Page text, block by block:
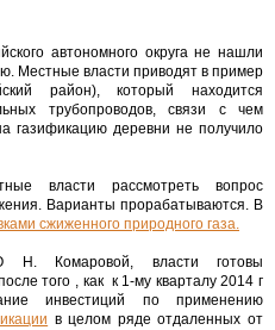
автономного округа не нашли
Местные власти приводят в пример
район), который находится
трубопроводов, связи с чем
газификацию деревни не получило
власти рассмотреть вопрос
Варианты прорабатываются. В
сжиженного природного газа.
Н. Комаровой, власти готовы
того , как к 1-му кварталу 2014 г
инвестиций по применению
в целом ряде отдаленных от